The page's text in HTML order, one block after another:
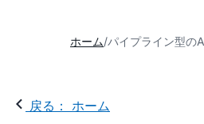
ホーム パイプライン型の
戻る： ホーム